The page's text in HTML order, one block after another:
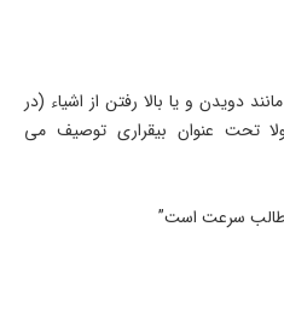
دویدن و یا بالا رفتن از اشیاء (در
تحت عنوان بیقراری توصیف می
سرعت است”